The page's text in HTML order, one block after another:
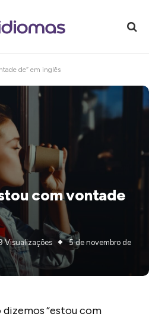
de” em inglês
com vontade
Visualizações
5 de novembro de
dizemos “estou com